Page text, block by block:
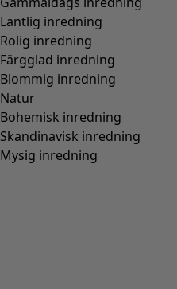
Lantlig inredning
Rolig inredning
Färgglad inredning
Blommig inredning
Natur
Bohemisk inredning
Skandinavisk inredning
Mysig inredning